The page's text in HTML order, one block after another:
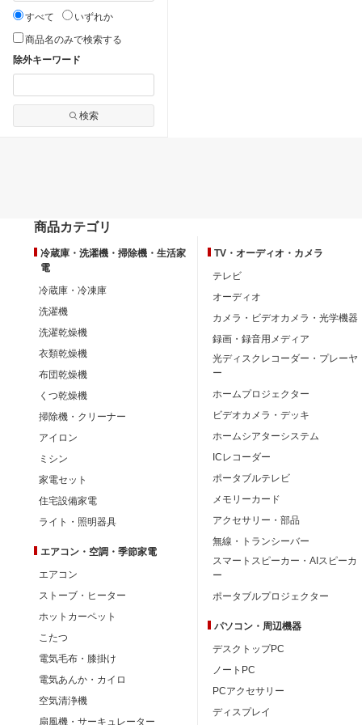
すべて
いずれか
商品名のみで検索する
除外キーワード
検索
商品カテゴリ
冷蔵庫・洗濯機・掃除機・生活家
電
冷蔵庫・冷凍庫
洗濯機
洗濯乾燥機
衣類乾燥機
布団乾燥機
くつ乾燥機
掃除機・クリーナー
アイロン
ミシン
家電セット
住宅設備家電
ライト・照明器具
エアコン・空調・季節家電
エアコン
ストーブ・ヒーター
ホットカーペット
こたつ
電気毛布・膝掛け
電気あんか・カイロ
空気清浄機
扇風機・サーキュレーター
TV・オーディオ・カメラ
テレビ
オーディオ
カメラ・ビデオカメラ・光学機器
録画・録音用メディア
光ディスクレコーダー・プレーヤ
ー
ホームプロジェクター
ビデオカメラ・デッキ
ホームシアターシステム
ICレコーダー
ポータブルテレビ
メモリーカード
アクセサリー・部品
無線・トランシーバー
スマートスピーカー・AIスピーカ
ー
ポータブルプロジェクター
パソコン・周辺機器
デスクトップPC
ノートPC
PCアクセサリー
ディスプレイ